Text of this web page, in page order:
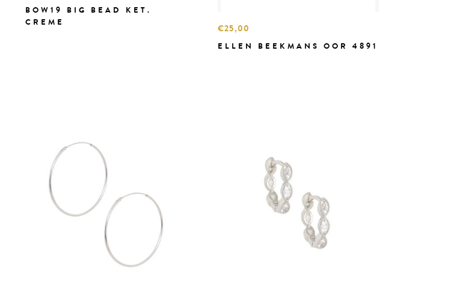
BOW19 BIG BEAD KET.
CREME
€25,00
ELLEN BEEKMANS OOR 4891